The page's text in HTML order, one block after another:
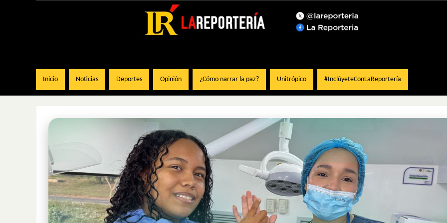
Inicio Noticias Deportes Opinión ¿Cómo narrar la paz? Unitrópico #InclúyeteConLaReportería